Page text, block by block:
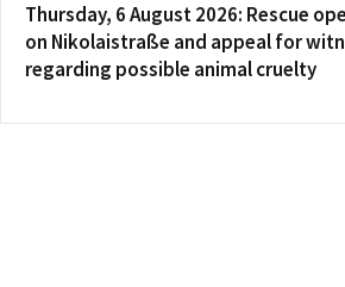
Thursday, 6 August 2026: Rescue
on Nikolaistraße and appeal for
regarding possible animal cruelty